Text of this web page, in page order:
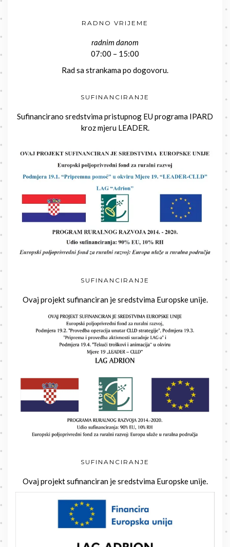
RADNO VRIJEME
radnim danom
07:00 – 15:00
Rad sa strankama po dogovoru.
SUFINANCIRANJE
Sufinancirano sredstvima pristupnog EU programa IPARD
kroz mjeru LEADER.
SUFINANCIRANJE
Ovaj projekt sufinanciran je sredstvima Europske unije.
SUFINANCIRANJE
Ovaj projekt sufinanciran je sredstvima Europske unije.